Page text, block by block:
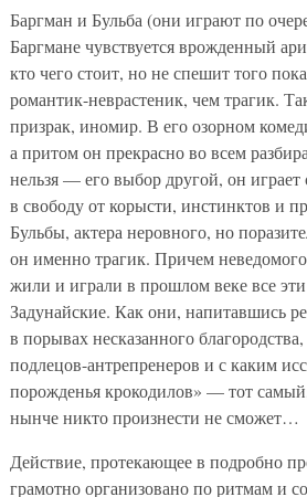
Баргман и Бульба (они играют по
Баргмане чувствуется врожденный
кто чего стоит, но не спешит того
романтик-неврастеник, чем трагик.
призрак, иномир. В его озорном
а притом он прекрасно во всем
нельзя — его выбор другой, он
в свободу от корысти, инстинктов и
Бульбы, актера неровного, но
он именно трагик. Причем
жили и играли в прошлом веке все
Задунайские. Как они, напитавшись
в порывах несказанного
подлецов-антрепренеров и с каким
порожденья крокодилов» — тот
нынче никто произнести не сможет…
Действие, протекающее в подробно
грамотно организовано по ритмам и